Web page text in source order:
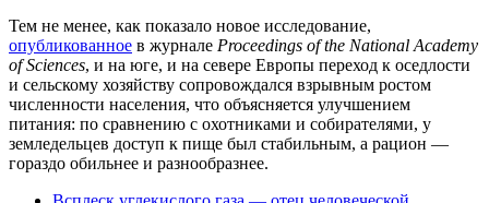
Тем не менее, как показало новое исследование,
опубликованное в журнале Proceedings of the National Academy
of Sciences, и на юге, и на севере Европы переход к оседлости
и сельскому хозяйству сопровождался взрывным ростом
численности населения, что объясняется улучшением
питания: по сравнению с охотниками и собирателями, у
земледельцев доступ к пище был стабильным, а рацион —
гораздо обильнее и разнообразнее.